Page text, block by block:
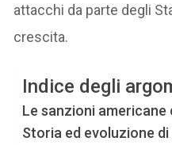
attacchi da parte degli
crescita.
Indice degli
Le sanzioni
Storia ed evoluzione di